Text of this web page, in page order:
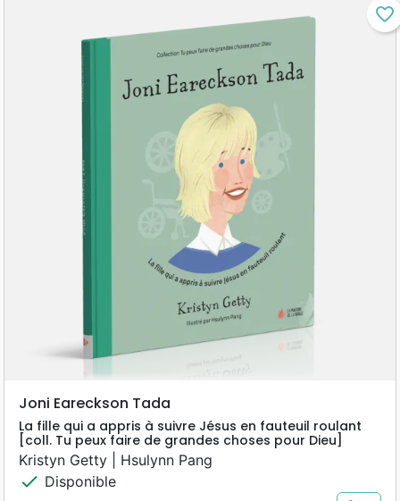
favorite_border
Joni Eareckson Tada
La fille qui a appris à suivre Jésus en fauteuil roulant
[coll. Tu peux faire de grandes choses pour Dieu]
Kristyn Getty | Hsulynn Pang
check Disponible